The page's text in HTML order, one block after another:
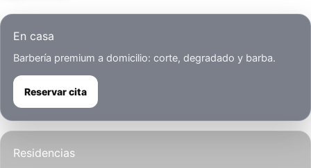
En casa
Barbería premium a domicilio: corte, degradado y barba.
Reservar cita
Residencias